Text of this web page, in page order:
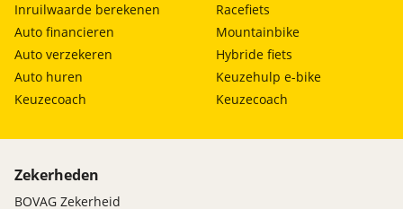
Inruilwaarde berekenen
Auto financieren
Auto verzekeren
Auto huren
Keuzecoach
Racefiets
Mountainbike
Hybride fiets
Keuzehulp e-bike
Keuzecoach
Zekerheden
BOVAG Zekerheid